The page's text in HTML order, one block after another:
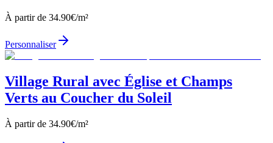
À partir de 34.90€/m²
Personnaliser
Village Rural avec Église et Champs
Verts au Coucher du Soleil
À partir de 34.90€/m²